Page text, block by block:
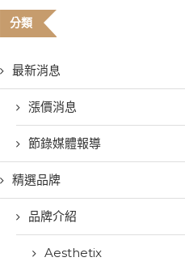
分類
最新消息
漲價消息
節錄媒體報導
精選品牌
品牌介紹
Aesthetix